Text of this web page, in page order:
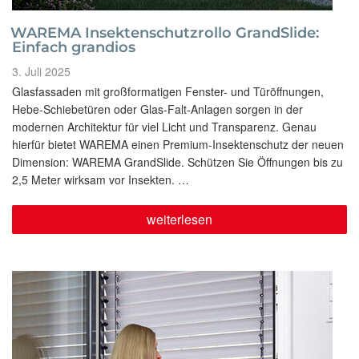
WAREMA Insektenschutzrollo GrandSlide:
Einfach grandios
Veröffentlicht
am
3. Juli 2025
Glasfassaden mit großformatigen Fenster- und Türöffnungen,
Hebe-Schiebetüren oder Glas-Falt-Anlagen sorgen in der
modernen Architektur für viel Licht und Transparenz. Genau
hierfür bietet WAREMA einen Premium-Insektenschutz der neuen
Dimension: WAREMA GrandSlide. Schützen Sie Öffnungen bis zu
2,5 Meter wirksam vor Insekten. …
„WAREMA
Insektenschutzrollo
grandios“
weiterlesen